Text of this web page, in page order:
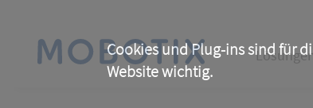
Cookies und Plug-ins sind für
Website wichtig.
content
Main